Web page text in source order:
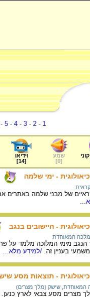
1
-
2
-
3
-
4
-
5
שמע
[
0
]
וידיאו
[
14
]
- ימי שלמה
של מבני שלמה באתרים
- היישובים בנגב
המאוחדת
הנגב מימי המלוכה מלמד על
בעניין זה. /למידע מלא...
- תוצאות מסע
המאוחדת שישק (מלך מצרים)